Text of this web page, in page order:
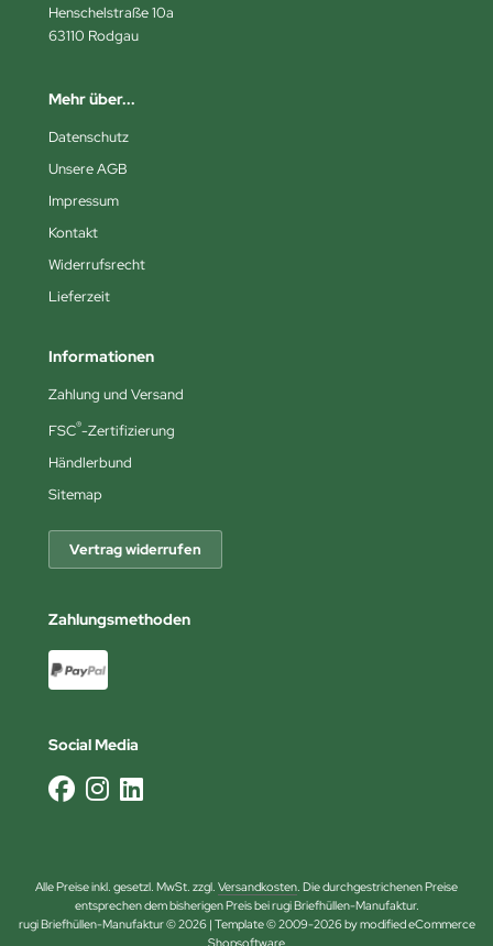
Henschelstraße 10a
63110 Rodgau
Mehr über...
Datenschutz
Unsere AGB
Impressum
Kontakt
Widerrufsrecht
Lieferzeit
Informationen
Zahlung und Versand
FSC®-Zertifizierung
Händlerbund
Sitemap
Vertrag widerrufen
Zahlungsmethoden
Social Media
Alle Preise inkl. gesetzl. MwSt. zzgl. Versandkosten. Die durchgestrichenen Preise
entsprechen dem bisherigen Preis bei rugi Briefhüllen-Manufaktur.
rugi Briefhüllen-Manufaktur © 2026 | Template © 2009-2026 by modified eCommerce
Shopsoftware